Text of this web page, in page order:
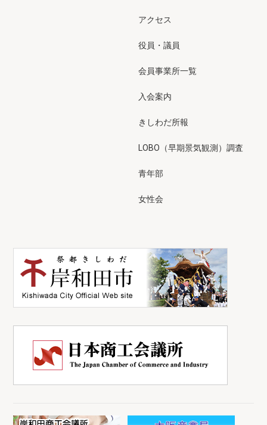
アクセス
役員・議員
会員事業所一覧
入会案内
きしわだ所報
LOBO（早期景気観測）調査
青年部
女性会